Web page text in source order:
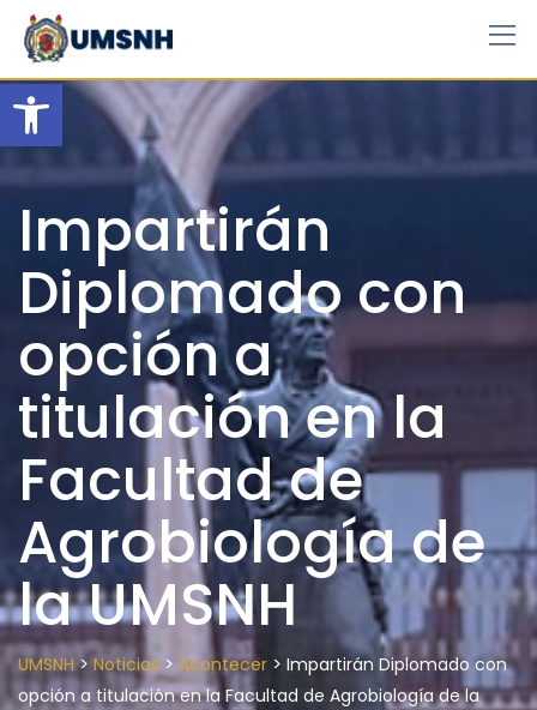
Open toolbar
Skip
content
Impartirán
Diplomado con
opción a
titulación en la
Facultad de
Agrobiología de
la UMSNH
UMSNH> Noticias > Acontecer > Impartirán Diplomado con
opción a titulación en la Facultad de Agrobiología de la